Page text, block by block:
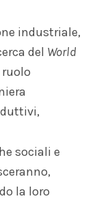
industriale,
del World
sociali e
la loro